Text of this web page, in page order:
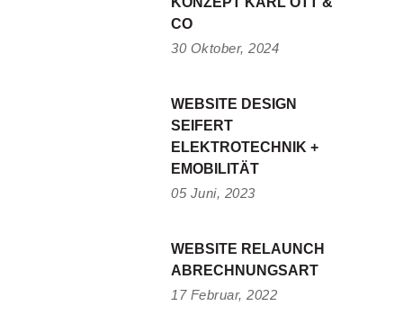
CO
30 Oktober, 2024
WEBSITE DESIGN
SEIFERT
ELEKTROTECHNIK +
EMOBILITÄT
05 Juni, 2023
WEBSITE RELAUNCH
ABRECHNUNGSART
17 Februar, 2022